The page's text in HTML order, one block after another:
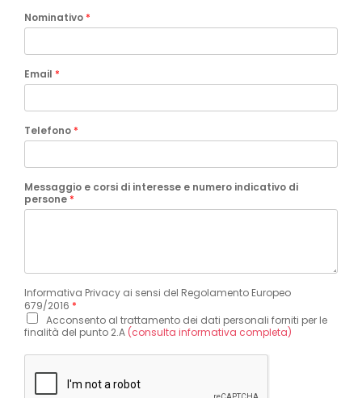
Nominativo *
Email *
Telefono *
Messaggio e corsi di interesse e numero indicativo di
persone *
Informativa Privacy ai sensi del Regolamento Europeo
679/2016 *
Acconsento al trattamento dei dati personali forniti per le
finalità del punto 2.A (consulta informativa completa)